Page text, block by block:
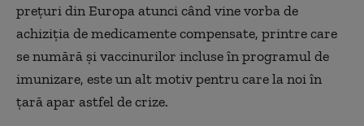
preţuri din Europa atunci când vine vorba de
achiziţia de medicamente compensate, printre care
se numără şi vaccinurilor incluse în programul de
imunizare, este un alt motiv pentru care la noi în
ţară apar astfel de crize.